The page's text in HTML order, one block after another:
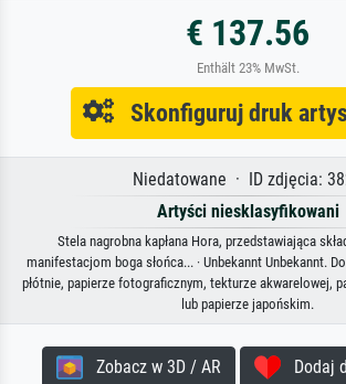
€ 137.56
Enthält 23% MwSt.
Skonfiguruj druk
Niedatowane · ID zdjęcia:
Artyści niesklasyfikowani
Stela nagrobna kapłana Hora, przedstawiająca
manifestacjom boga słońca... · Unbekannt Unbekannt.
płótnie, papierze fotograficznym, tekturze akwarelowej,
lub papierze japońskim.
Zobacz w 3D / AR Dodaj